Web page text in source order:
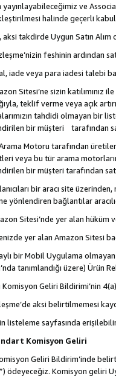
yayınlayabileceğimiz ve
halinde geçerli
aksi takdirde Uygun Satın
feshinin ardından
iade veya para iadesi talebi
Sitesi’ne sizin katılımınız
teklif verme veya açık
tahdidi olmayan bir
bir müşteri tarafından
Motoru tarafından
veya bu tür arama
bir müşteri tarafından
bir aracı site
yönlendiren bağlantılar
Sitesi’nde yer alan hüküm
yer alan Amazon Sitesi
bir Mobil Uygulama
tanımlandığı üzere) Ürün
Komisyon Geliri Bildirimi’nin
aksi belirtilmemesi
listeleme sayfasında
Komisyon Geliri
Geliri Bildirim’inde
”) ödeyeceğiz. Komisyon geliri